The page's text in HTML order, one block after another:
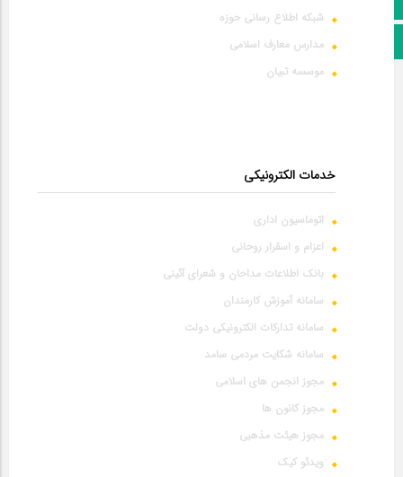
اپلیکیشن بیرق
شبکه اطلاع رسانی حوزه
مدارس معارف اسلامی
موسسه تبیان
خدمات الکترونیکی
اتوماسیون اداری
اعزام و اسقرار روحانی
بانک اطلاعات مداحان و شعرای آئینی
سامانه آموزش کارمندان
سامانه تدارکات الکترونیکی دولت
سامانه شکایت مردمی سامد
مجوز انجمن های اسلامی
مجوز کانون ها
مجوز هیئت مذهبی
ویدئو کیک